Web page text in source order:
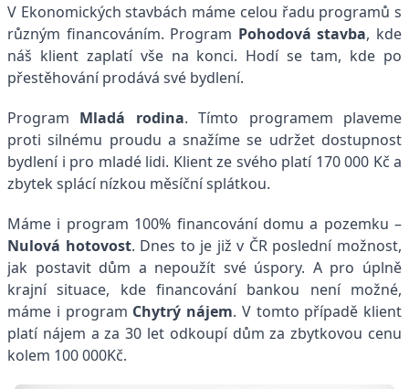
V Ekonomických stavbách máme celou řadu programů s
různým financováním. Program Pohodová stavba, kde
náš klient zaplatí vše na konci. Hodí se tam, kde po
přestěhování prodává své bydlení.
Program Mladá rodina. Tímto programem plaveme
proti silnému proudu a snažíme se udržet dostupnost
bydlení i pro mladé lidi. Klient ze svého platí 170 000 Kč a
zbytek splácí nízkou měsíční splátkou.
Máme i program 100% financování domu a pozemku –
Nulová hotovost. Dnes to je již v ČR poslední možnost,
jak postavit dům a nepoužít své úspory. A pro úplně
krajní situace, kde financování bankou není možné,
máme i program Chytrý nájem. V tomto případě klient
platí nájem a za 30 let odkoupí dům za zbytkovou cenu
kolem 100 000Kč.